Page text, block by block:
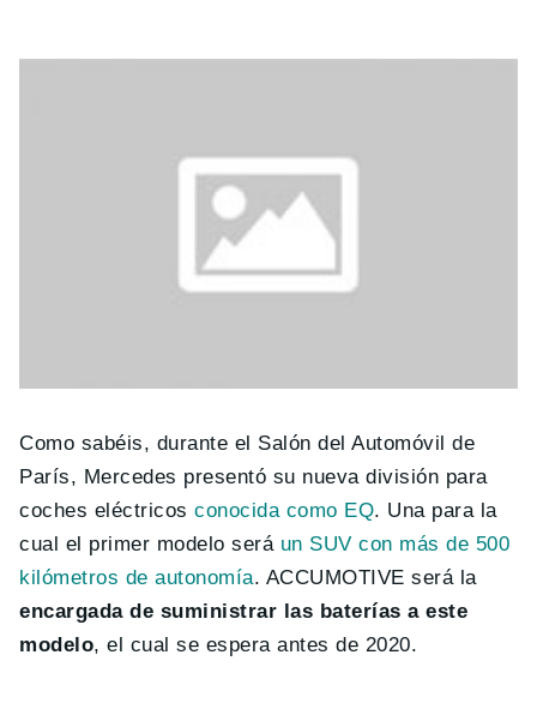
Como sabéis, durante el Salón del Automóvil de
París, Mercedes presentó su nueva división para
coches eléctricosconocida como EQ. Una para la
cual el primer modelo será un SUV con más de 500
kilómetros de autonomía. ACCUMOTIVE será la
encargada de suministrar las baterías a este
modelo, el cual se espera antes de 2020.